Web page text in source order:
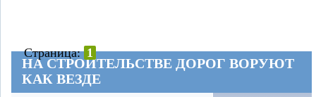
НА СТРОИТЕЛЬСТВЕ ДОРОГ ВОРУЮТ
КАК ВЕЗДЕ
Страница: 1